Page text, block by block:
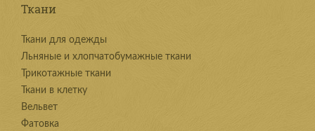
Ткани
Ткани для одежды
Льняные и хлопчатобумажные ткани
Трикотажные ткани
Ткани в клетку
Вельвет
Фатовка